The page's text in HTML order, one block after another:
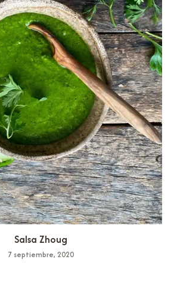
Salsa Zhoug
7 septiembre, 2020